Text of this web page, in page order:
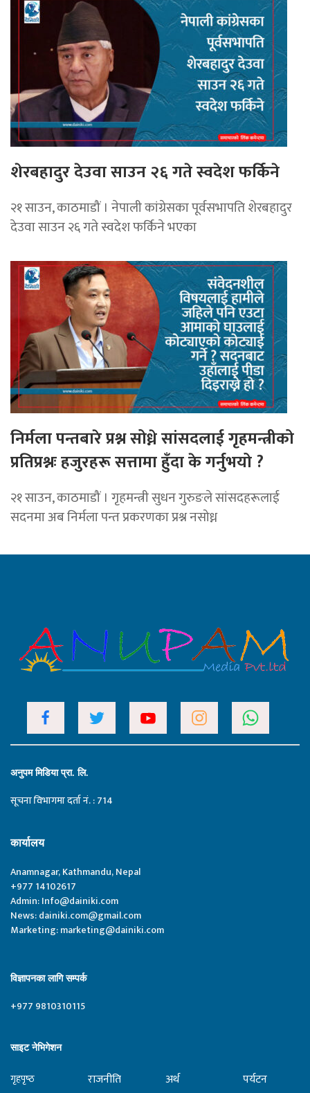
शेरबहादुर देउवा साउन २६ गते स्वदेश फर्किने
२१ साउन, काठमाडौं । नेपाली कांग्रेसका पूर्वसभापति शेरबहादुर
देउवा साउन २६ गते स्वदेश फर्किने भएका
निर्मला पन्तबारे प्रश्न सोध्ने सांसदलाई गृहमन्त्रीको
प्रतिप्रश्नः हजुरहरू सत्तामा हुँदा के गर्नुभयो ?
२१ साउन, काठमाडौं । गृहमन्त्री सुधन गुरुङले सांसदहरूलाई
सदनमा अब निर्मला पन्त प्रकरणका प्रश्न नसोध्न
अनुपम मिडिया प्रा. लि.
सूचना विभागमा दर्ता नं. : 714
कार्यालय
Anamnagar, Kathmandu, Nepal
+977 14102617
Admin:Info@dainiki.com
News:dainiki.com@gmail.com
Marketing:marketing@dainiki.com
विज्ञापनका लागि सम्पर्क
+977 9810310115
साइट नेभिगेशन
गृहपृष्‍ठ
राजनीति अर्थ पर्यटन